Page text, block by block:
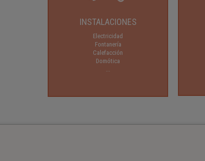
INSTALACIONES
Electricidad
Fontanería
Calefacción
Domótica
...